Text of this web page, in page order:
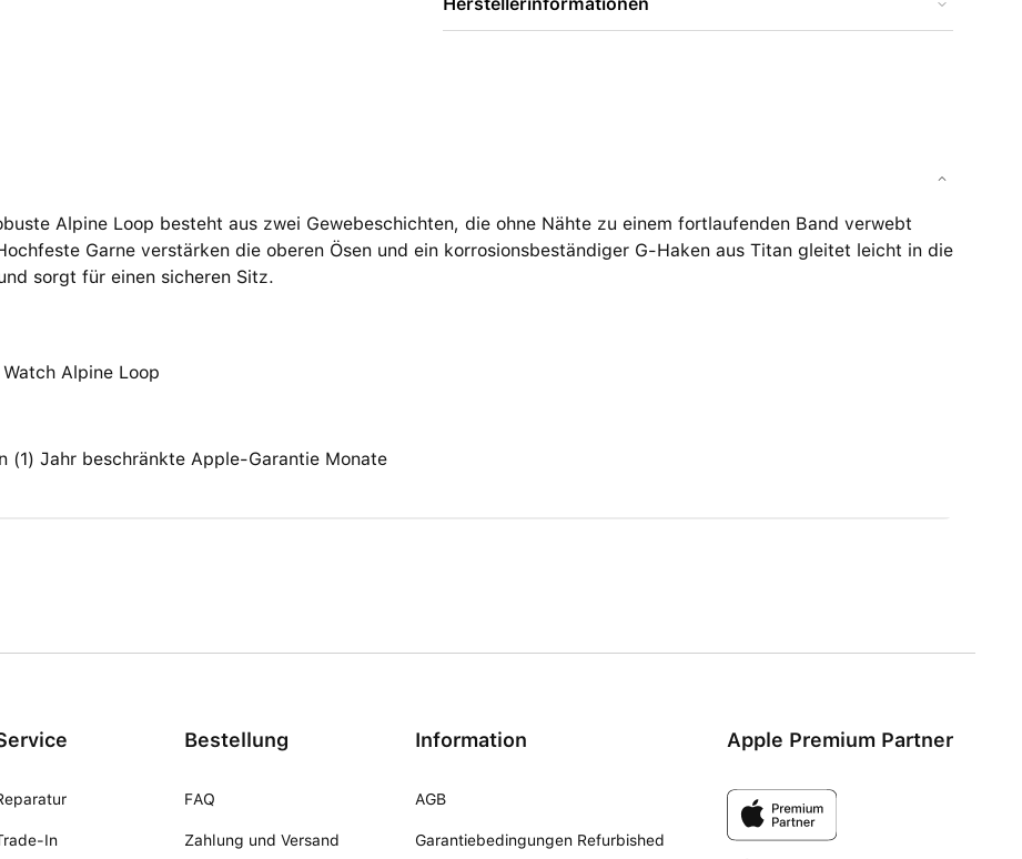
Alpine Loop besteht aus zwei Gewebe­schichten, die ohne Nähte zu einem fortlaufenden Band verwebt
Garne verstärken die oberen Ösen und ein korrosionsbeständiger G-Haken aus Titan gleitet leicht in die
sorgt für einen sicheren Sitz.
Alpine Loop
(1) Jahr beschränkte Apple-Garantie Monate
In
Bestellung
FAQ
Zahlung und Versand
Information
AGB
Garantiebedingungen Refurbished
Apple Premium Partner